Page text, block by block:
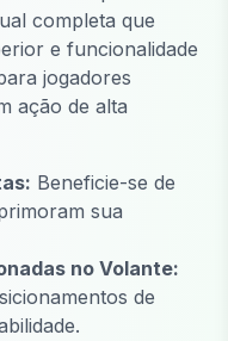
completa que
e funcionalidade
jogadores
ação de alta
Beneficie-se de
sua
no Volante:
de